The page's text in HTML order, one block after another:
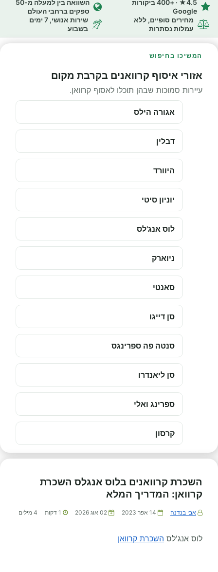
4.5★ · +400 ביקורות
Google
השוואה בין למעלה מ-50
ספקים ברחבי העולם
מחירים סופיים, ללא
עמלות נסתרות
שירות אנושי, 7 ימים
בשבוע
המשיכו בחיפוש
אזורי איסוף קרוואנים בקרבת מקום
עיירות סמוכות שבהן תוכלו לאסוף קרוואן.
אגורה הילס
דבלין
היוורד
יוניון סיטי
לוס אנג'לס
ניוארק
סאנטי
סן דייגו
סנטה פה ספרינגס
סן ליאנדרו
ספרינג ואלי
קרסון
השכרת קרוואנים בלוס אנגלס השכרת
קרוואן: המדריך המלא
אבי בנדנה 14 אפר 2023 02 אוג 2026 1 דקות 4 מילים
לוס אנג'לס השכרת קרוואן